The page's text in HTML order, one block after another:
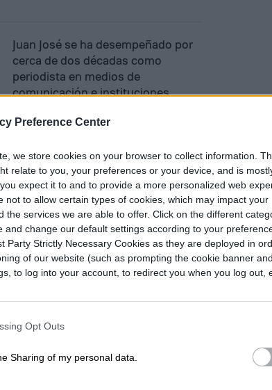
Preference Center
we store cookies on your browser to collect information.
relate to you, your preferences or your device, and is
expect it to and to provide a more personalized web
not to allow certain types of cookies, which may impact your
the services we are able to offer. Click on the different
and change our default settings according to your
Party Strictly Necessary Cookies as they are deployed in
of our website (such as prompting the cookie banner and
to log into your account, to redirect you when you log out,
Opt Outs
Sharing of my personal data.
Juan José se ha desempeñado por
cerca de dos décadas como
periodista en medios de
comunicación e instituciones
en Uber y
para no